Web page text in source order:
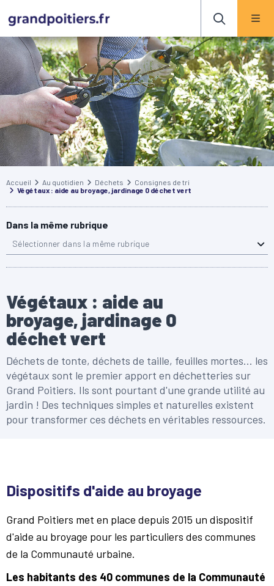
Accueil Au quotidien Déchets
Consignes de tri
Végétaux : aide au broyage, jardinage 0 déchet vert
Dans la même rubrique
Sélectionner dans la même rubrique
Végétaux : aide au
broyage, jardinage 0
déchet vert
Déchets de tonte, déchets de taille, feuilles mortes... les
végétaux sont le premier apport en déchetteries sur
Grand Poitiers. Ils sont pourtant d'une grande utilité au
jardin ! Des techniques simples et naturelles existent
pour transformer ces déchets en véritables ressources.
Dispositifs d'aide au broyage
Grand Poitiers met en place depuis 2015 un dispositif
d'aide au broyage pour les particuliers des communes
de la Communauté urbaine.
Les habitants des 40 communes de la Communauté